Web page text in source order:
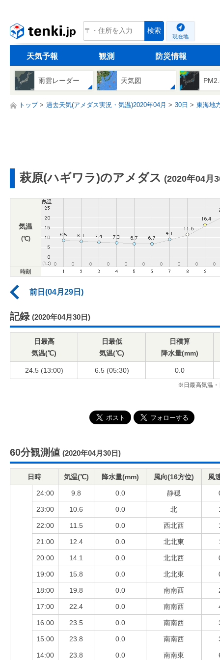
tenki.jp 検索
現在地
天気予報 観測 防災情報
雨雲レーダー 天気図
トップ 過去天気(アメダス実況・気温)2020年04月 30日 東海地
萩原(ハギワラ)のアメダス (2020年04月
気温
(℃)
時刻
前日(04月29日)
記録 (2020年04月30日)
日最高
気温(℃)
日最低
気温(℃)
日積算
降水量(mm)
24.5 (13:00) 6.5 (05:30) 0.0
※日最高気温・
60分観測値 (2020年04月30日)
日時 気温(℃) 降水量(mm) 風向(16方位) 風
24:00 9.8 0.0 静穏
23:00 10.6 0.0 北
22:00 11.5 0.0 西北西
21:00 12.4 0.0 北北東
20:00 14.1 0.0 北北西
19:00 15.8 0.0 北北東
18:00 19.8 0.0 南南西
17:00 22.4 0.0 南南西
16:00 23.5 0.0 南南西
15:00 23.8 0.0 南南西
14:00 23.8 0.0 南南東